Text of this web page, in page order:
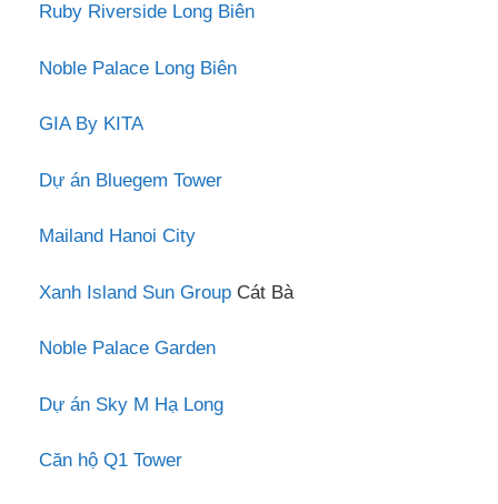
Ruby Riverside Long Biên
Noble Palace Long Biên
GIA By KITA
Dự án Bluegem Tower
Mailand Hanoi City
Xanh Island Sun Group Cát Bà
Noble Palace Garden
Dự án Sky M Hạ Long
Căn hộ Q1 Tower